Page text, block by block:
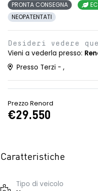
PRONTA CONSEGNA
NEOPATENTATI
Desideri vedere
Vieni a vederla presso:
Presso Terzi - ,
Prezzo Renord
€29.550
Caratteristiche
Tipo di veicolo